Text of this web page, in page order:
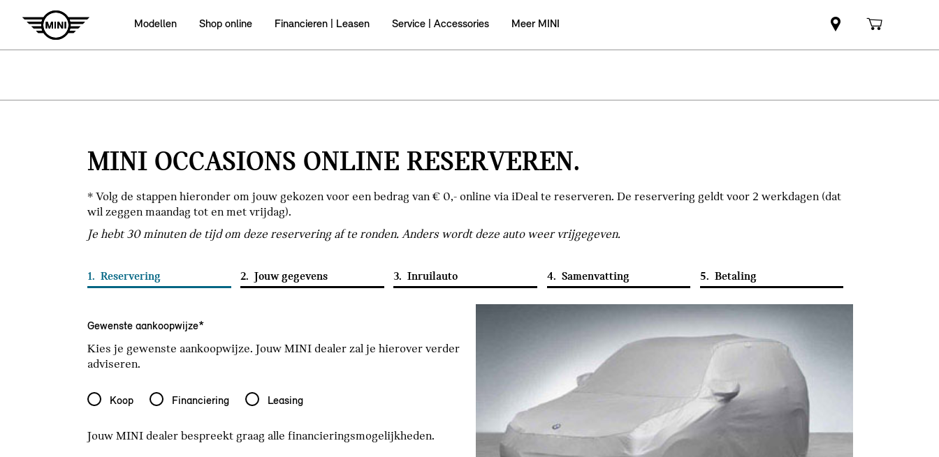
Modellen Shop online Financieren | Leasen Service | Accessories Meer MINI
MINI OCCASIONS ONLINE RESERVEREN.
* Volg de stappen hieronder om jouw gekozen voor een bedrag van € 0,- online via iDeal te reserveren. De reservering geldt voor 2 werkdagen (dat
wil zeggen maandag tot en met vrijdag).
Je hebt 30 minuten de tijd om deze reservering af te ronden. Anders wordt deze auto weer vrijgegeven.
1. Reservering 2. Jouw gegevens 3. Inruilauto 4. Samenvatting 5. Betaling
Gewenste aankoopwijze*
Kies je gewenste aankoopwijze. Jouw MINI dealer zal je hierover verder
adviseren.
Gewenste aankoopwijze*
Koop Financiering Leasing
Jouw MINI dealer bespreekt graag alle financieringsmogelijkheden.